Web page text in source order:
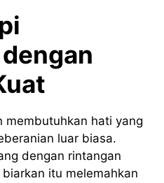
membutuhkan hati yang
luar biasa.
dengan rintangan
itu melemahkan